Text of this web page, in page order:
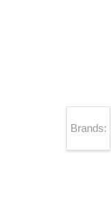
Brands: